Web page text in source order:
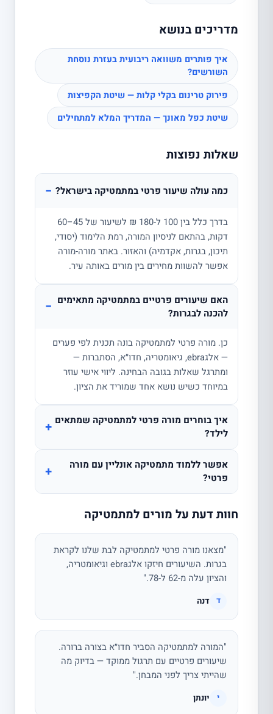
מדריכים בנושא
איך פותרים משוואה ריבועית בעזרת נוסחת
השורשים?
פירוק טרינום בקלי קלות — שיטת הקפיצות
שיטת כפל מאונך — המדריך המלא למתחילים
שאלות נפוצות
כמה עולה שיעור פרטי במתמטיקה בישראל? −
בדרך כלל בין 100 ל-180 ₪ לשיעור של 45–60
דקות, בהתאם לניסיון המורה, רמת הלימוד (יסודי,
תיכון, בגרות, אקדמיה) והאזור. באתר מורה-מורה
אפשר להשוות מחירים בין מורים באותה עיר.
האם שיעורים פרטיים במתמטיקה מתאימים
להכנה לבגרות?
−
כן. מורה פרטי למתמטיקה בונה תכנית לפי פערים
— אלגebra, גיאומטריה, חדו״א, הסתברות —
ומתרגל שאלות בגובה הבחינה. ליווי אישי עוזר
במיוחד כשיש נושא אחד שמוריד את הציון.
איך בוחרים מורה פרטי למתמטיקה שמתאים
לילד?
+
אפשר ללמוד מתמטיקה אונליין עם מורה
פרטי?
+
חוות דעת על מורים למתמטיקה
"מצאנו מורה פרטי למתמטיקה לבת שלנו לקראת
בגרות. השיעורים חיזקו אלגebra וגיאומטריה,
והציון עלה מ-62 ל-78."
ד דנה
"המורה למתמטיקה הסביר חדו״א בצורה ברורה.
שיעורים פרטיים עם תרגול ממוקד — בדיוק מה
שהייתי צריך לפני המבחן."
י יונתן